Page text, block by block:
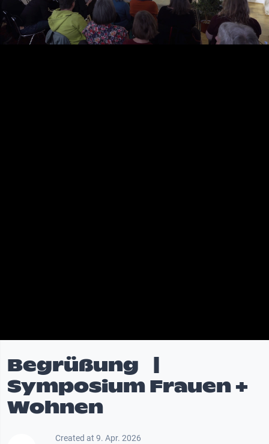
Video
Begrüßung |
Symposium Frauen +
Wohnen
Created at 9. Apr. 2026